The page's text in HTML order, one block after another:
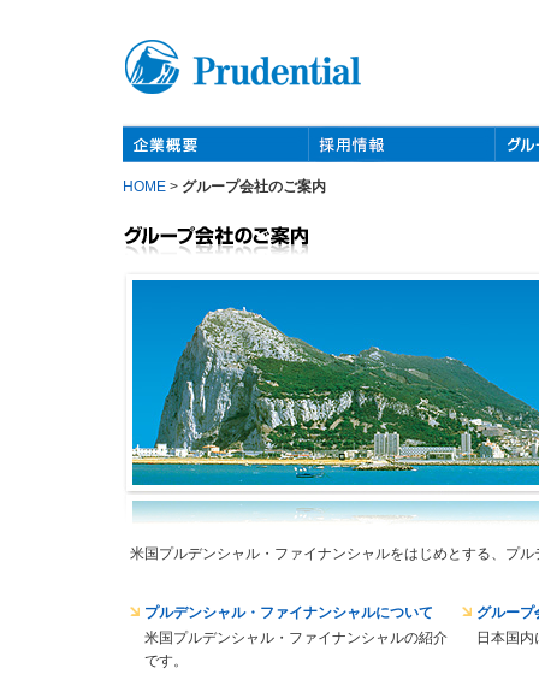
HOME > グループ会社のご案内
米国プルデンシャル・ファイナンシャルをはじめとする、プ
プルデンシャル・ファイナンシャルについて
米国プルデンシャル・ファイナンシャルの紹介
です。
グループ
日本国